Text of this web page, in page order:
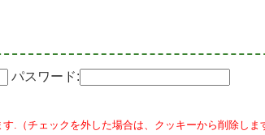
パスワード:
.（チェックを外した場合は、クッキーから削除しま